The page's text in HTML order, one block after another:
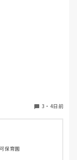
3 ・ 4日前
保育園